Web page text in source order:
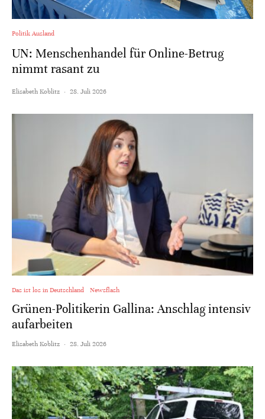
Politik Ausland
UN: Menschenhandel für Online-Betrug
nimmt rasant zu
Elisabeth Koblitz · 28. Juli 2026
Das ist los in Deutschland Newsflash
Grünen-Politikerin Gallina: Anschlag intensiv
aufarbeiten
Elisabeth Koblitz · 28. Juli 2026